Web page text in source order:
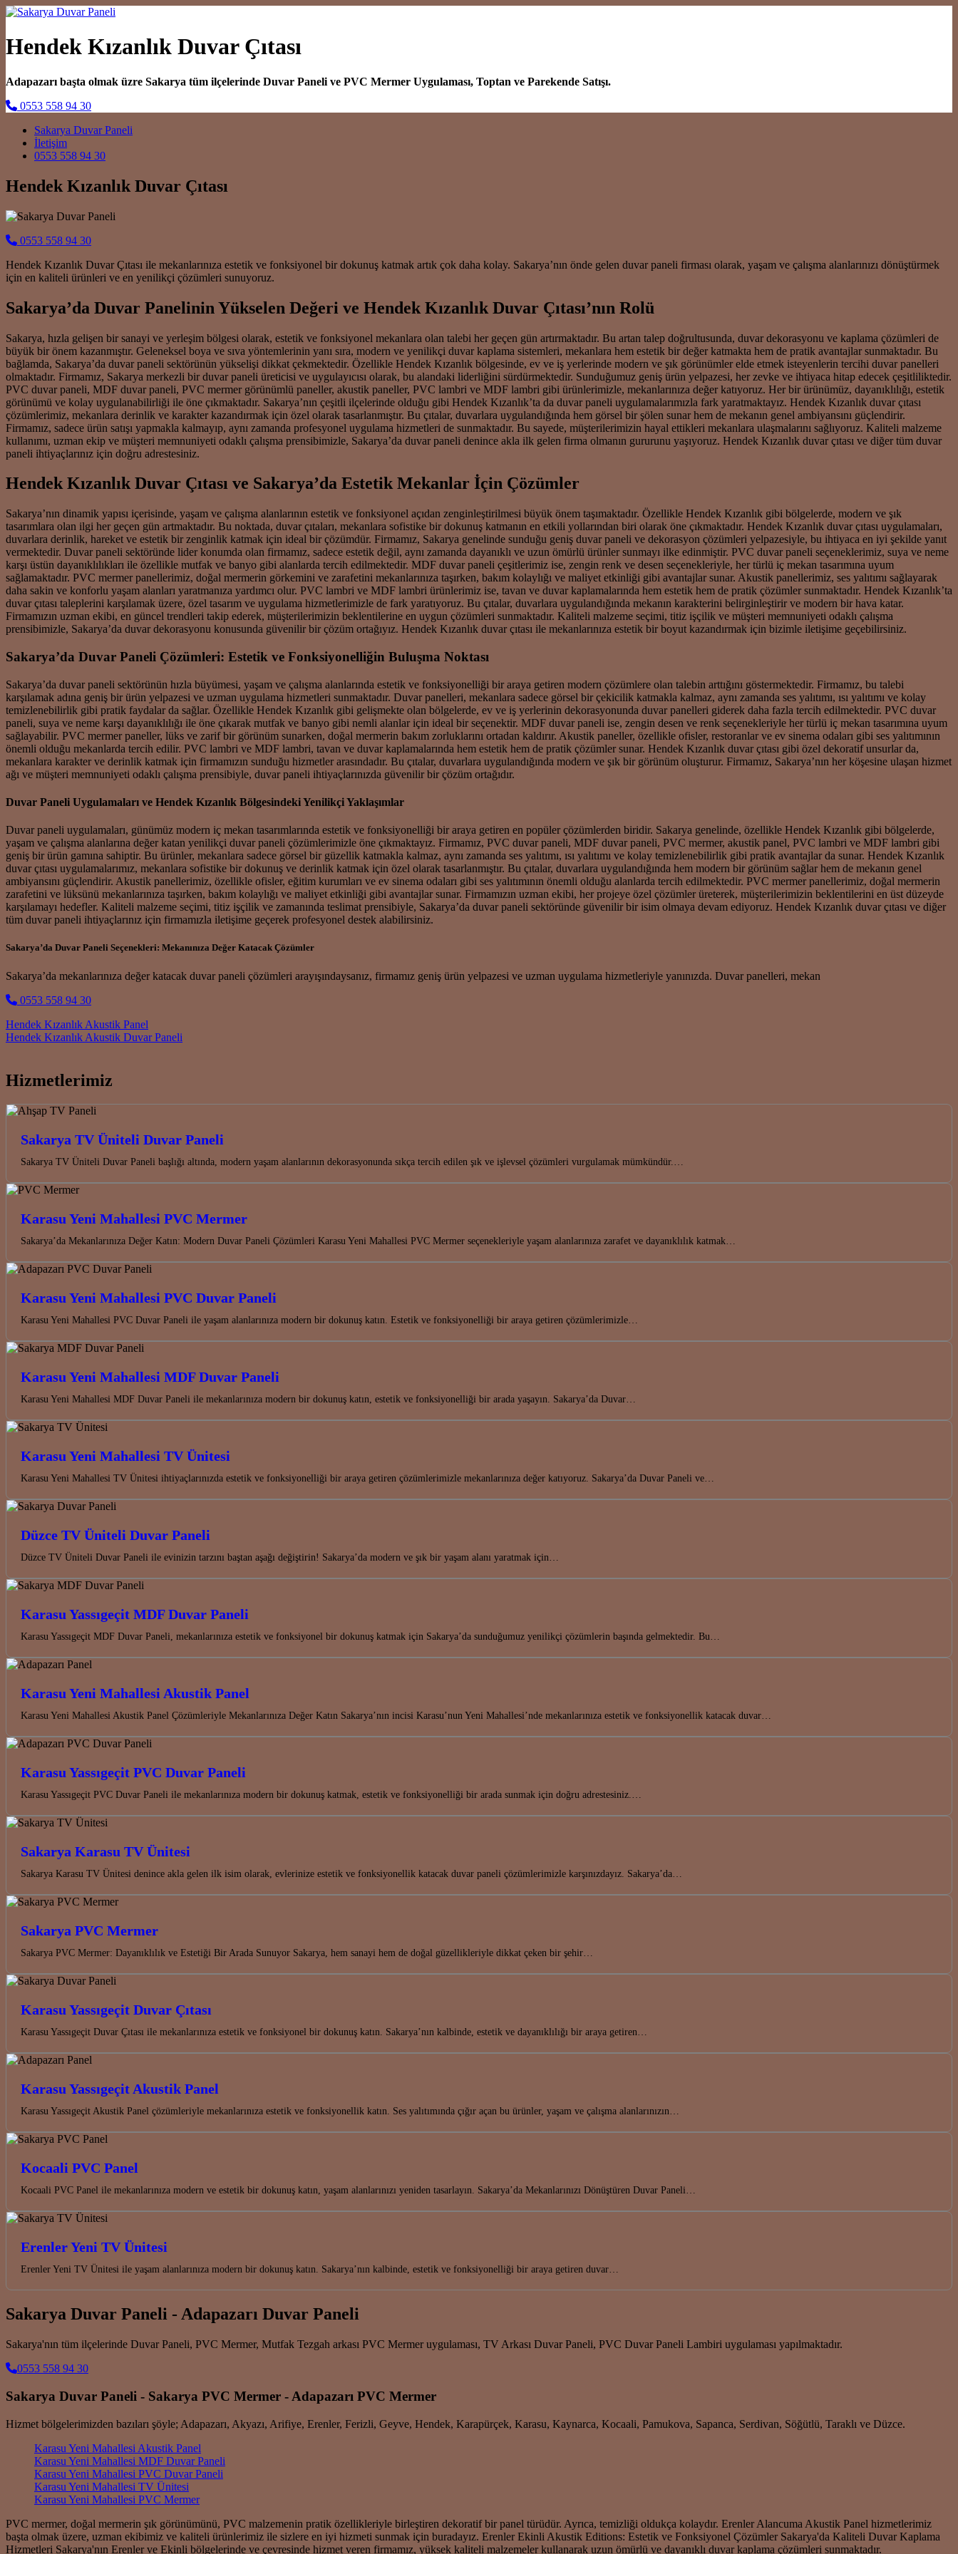
Hendek Kızanlık Duvar Çıtası
Adapazarı başta olmak üzre Sakarya tüm ilçelerinde Duvar Paneli ve PVC Mermer Uygulaması, Toptan ve Parekende Satışı.
0553 558 94 30
Main Navigation
Sakarya Duvar Paneli
İletişim
0553 558 94 30
Hendek Kızanlık Duvar Çıtası
0553 558 94 30
Hendek Kızanlık Duvar Çıtası ile mekanlarınıza estetik ve fonksiyonel bir dokunuş katmak artık çok daha kolay. Sakarya’nın önde gelen duvar paneli firması olarak, yaşam ve çalışma alanlarınızı dönüştürmek
için en kaliteli ürünleri ve en yenilikçi çözümleri sunuyoruz.
Sakarya’da Duvar Panelinin Yükselen Değeri ve Hendek Kızanlık Duvar Çıtası’nın Rolü
Sakarya, hızla gelişen bir sanayi ve yerleşim bölgesi olarak, estetik ve fonksiyonel mekanlara olan talebi her geçen gün artırmaktadır. Bu artan talep doğrultusunda, duvar dekorasyonu ve kaplama çözümleri de
büyük bir önem kazanmıştır. Geleneksel boya ve sıva yöntemlerinin yanı sıra, modern ve yenilikçi duvar kaplama sistemleri, mekanlara hem estetik bir değer katmakta hem de pratik avantajlar sunmaktadır. Bu
bağlamda, Sakarya’da duvar paneli sektörünün yükselişi dikkat çekmektedir. Özellikle Hendek Kızanlık bölgesinde, ev ve iş yerlerinde modern ve şık görünümler elde etmek isteyenlerin tercihi duvar panelleri
olmaktadır. Firmamız, Sakarya merkezli bir duvar paneli üreticisi ve uygulayıcısı olarak, bu alandaki liderliğini sürdürmektedir. Sunduğumuz geniş ürün yelpazesi, her zevke ve ihtiyaca hitap edecek çeşitliliktedir.
PVC duvar paneli, MDF duvar paneli, PVC mermer görünümlü paneller, akustik paneller, PVC lambri ve MDF lambri gibi ürünlerimizle, mekanlarınıza değer katıyoruz. Her bir ürünümüz, dayanıklılığı, estetik
görünümü ve kolay uygulanabilirliği ile öne çıkmaktadır. Sakarya’nın çeşitli ilçelerinde olduğu gibi Hendek Kızanlık’ta da duvar paneli uygulamalarımızla fark yaratmaktayız. Hendek Kızanlık duvar çıtası
çözümlerimiz, mekanlara derinlik ve karakter kazandırmak için özel olarak tasarlanmıştır. Bu çıtalar, duvarlara uygulandığında hem görsel bir şölen sunar hem de mekanın genel ambiyansını güçlendirir.
Firmamız, sadece ürün satışı yapmakla kalmayıp, aynı zamanda profesyonel uygulama hizmetleri de sunmaktadır. Bu sayede, müşterilerimizin hayal ettikleri mekanlara ulaşmalarını sağlıyoruz. Kaliteli malzeme
kullanımı, uzman ekip ve müşteri memnuniyeti odaklı çalışma prensibimizle, Sakarya’da duvar paneli denince akla ilk gelen firma olmanın gururunu yaşıyoruz. Hendek Kızanlık duvar çıtası ve diğer tüm duvar
paneli ihtiyaçlarınız için doğru adrestesiniz.
Hendek Kızanlık Duvar Çıtası ve Sakarya’da Estetik Mekanlar İçin Çözümler
Sakarya’nın dinamik yapısı içerisinde, yaşam ve çalışma alanlarının estetik ve fonksiyonel açıdan zenginleştirilmesi büyük önem taşımaktadır. Özellikle Hendek Kızanlık gibi bölgelerde, modern ve şık
tasarımlara olan ilgi her geçen gün artmaktadır. Bu noktada, duvar çıtaları, mekanlara sofistike bir dokunuş katmanın en etkili yollarından biri olarak öne çıkmaktadır. Hendek Kızanlık duvar çıtası uygulamaları,
duvarlara derinlik, hareket ve estetik bir zenginlik katmak için ideal bir çözümdür. Firmamız, Sakarya genelinde sunduğu geniş duvar paneli ve dekorasyon çözümleri yelpazesiyle, bu ihtiyaca en iyi şekilde yanıt
vermektedir. Duvar paneli sektöründe lider konumda olan firmamız, sadece estetik değil, aynı zamanda dayanıklı ve uzun ömürlü ürünler sunmayı ilke edinmiştir. PVC duvar paneli seçeneklerimiz, suya ve neme
karşı üstün dayanıklılıkları ile özellikle mutfak ve banyo gibi alanlarda tercih edilmektedir. MDF duvar paneli çeşitlerimiz ise, zengin renk ve desen seçenekleriyle, her türlü iç mekan tasarımına uyum
sağlamaktadır. PVC mermer panellerimiz, doğal mermerin görkemini ve zarafetini mekanlarınıza taşırken, bakım kolaylığı ve maliyet etkinliği gibi avantajlar sunar. Akustik panellerimiz, ses yalıtımı sağlayarak
daha sakin ve konforlu yaşam alanları yaratmanıza yardımcı olur. PVC lambri ve MDF lambri ürünlerimiz ise, tavan ve duvar kaplamalarında hem estetik hem de pratik çözümler sunmaktadır. Hendek Kızanlık’ta
duvar çıtası taleplerini karşılamak üzere, özel tasarım ve uygulama hizmetlerimizle de fark yaratıyoruz. Bu çıtalar, duvarlara uygulandığında mekanın karakterini belirginleştirir ve modern bir hava katar.
Firmamızın uzman ekibi, en güncel trendleri takip ederek, müşterilerimizin beklentilerine en uygun çözümleri sunmaktadır. Kaliteli malzeme seçimi, titiz işçilik ve müşteri memnuniyeti odaklı çalışma
prensibimizle, Sakarya’da duvar dekorasyonu konusunda güvenilir bir çözüm ortağıyız. Hendek Kızanlık duvar çıtası ile mekanlarınıza estetik bir boyut kazandırmak için bizimle iletişime geçebilirsiniz.
Sakarya’da Duvar Paneli Çözümleri: Estetik ve Fonksiyonelliğin Buluşma Noktası
Sakarya’da duvar paneli sektörünün hızla büyümesi, yaşam ve çalışma alanlarında estetik ve fonksiyonelliği bir araya getiren modern çözümlere olan talebin arttığını göstermektedir. Firmamız, bu talebi
karşılamak adına geniş bir ürün yelpazesi ve uzman uygulama hizmetleri sunmaktadır. Duvar panelleri, mekanlara sadece görsel bir çekicilik katmakla kalmaz, aynı zamanda ses yalıtımı, ısı yalıtımı ve kolay
temizlenebilirlik gibi pratik faydalar da sağlar. Özellikle Hendek Kızanlık gibi gelişmekte olan bölgelerde, ev ve iş yerlerinin dekorasyonunda duvar panelleri giderek daha fazla tercih edilmektedir. PVC duvar
paneli, suya ve neme karşı dayanıklılığı ile öne çıkarak mutfak ve banyo gibi nemli alanlar için ideal bir seçenektir. MDF duvar paneli ise, zengin desen ve renk seçenekleriyle her türlü iç mekan tasarımına uyum
sağlayabilir. PVC mermer paneller, lüks ve zarif bir görünüm sunarken, doğal mermerin bakım zorluklarını ortadan kaldırır. Akustik paneller, özellikle ofisler, restoranlar ve ev sinema odaları gibi ses yalıtımının
önemli olduğu mekanlarda tercih edilir. PVC lambri ve MDF lambri, tavan ve duvar kaplamalarında hem estetik hem de pratik çözümler sunar. Hendek Kızanlık duvar çıtası gibi özel dekoratif unsurlar da,
mekanlara karakter ve derinlik katmak için firmamızın sunduğu hizmetler arasındadır. Bu çıtalar, duvarlara uygulandığında modern ve şık bir görünüm oluşturur. Firmamız, Sakarya’nın her köşesine ulaşan hizmet
ağı ve müşteri memnuniyeti odaklı çalışma prensibiyle, duvar paneli ihtiyaçlarınızda güvenilir bir çözüm ortağıdır.
Duvar Paneli Uygulamaları ve Hendek Kızanlık Bölgesindeki Yenilikçi Yaklaşımlar
Duvar paneli uygulamaları, günümüz modern iç mekan tasarımlarında estetik ve fonksiyonelliği bir araya getiren en popüler çözümlerden biridir. Sakarya genelinde, özellikle Hendek Kızanlık gibi bölgelerde,
yaşam ve çalışma alanlarına değer katan yenilikçi duvar paneli çözümlerimizle öne çıkmaktayız. Firmamız, PVC duvar paneli, MDF duvar paneli, PVC mermer, akustik panel, PVC lambri ve MDF lambri gibi
geniş bir ürün gamına sahiptir. Bu ürünler, mekanlara sadece görsel bir güzellik katmakla kalmaz, aynı zamanda ses yalıtımı, ısı yalıtımı ve kolay temizlenebilirlik gibi pratik avantajlar da sunar. Hendek Kızanlık
duvar çıtası uygulamalarımız, mekanlara sofistike bir dokunuş ve derinlik katmak için özel olarak tasarlanmıştır. Bu çıtalar, duvarlara uygulandığında hem modern bir görünüm sağlar hem de mekanın genel
ambiyansını güçlendirir. Akustik panellerimiz, özellikle ofisler, eğitim kurumları ve ev sinema odaları gibi ses yalıtımının önemli olduğu alanlarda tercih edilmektedir. PVC mermer panellerimiz, doğal mermerin
zarafetini ve lüksünü mekanlarınıza taşırken, bakım kolaylığı ve maliyet etkinliği gibi avantajlar sunar. Firmamızın uzman ekibi, her projeye özel çözümler üreterek, müşterilerimizin beklentilerini en üst düzeyde
karşılamayı hedefler. Kaliteli malzeme seçimi, titiz işçilik ve zamanında teslimat prensibiyle, Sakarya’da duvar paneli sektöründe güvenilir bir isim olmaya devam ediyoruz. Hendek Kızanlık duvar çıtası ve diğer
tüm duvar paneli ihtiyaçlarınız için firmamızla iletişime geçerek profesyonel destek alabilirsiniz.
Sakarya’da Duvar Paneli Seçenekleri: Mekanınıza Değer Katacak Çözümler
Sakarya’da mekanlarınıza değer katacak duvar paneli çözümleri arayışındaysanız, firmamız geniş ürün yelpazesi ve uzman uygulama hizmetleriyle yanınızda. Duvar panelleri, mekan
0553 558 94 30
Post navigation
Hendek Kızanlık Akustik Panel
Hendek Kızanlık Akustik Duvar Paneli
Hizmetlerimiz
Sakarya TV Üniteli Duvar Paneli
Sakarya TV Üniteli Duvar Paneli başlığı altında, modern yaşam alanlarının dekorasyonunda sıkça tercih edilen şık ve işlevsel çözümleri vurgulamak mümkündür.…
Karasu Yeni Mahallesi PVC Mermer
Sakarya’da Mekanlarınıza Değer Katın: Modern Duvar Paneli Çözümleri Karasu Yeni Mahallesi PVC Mermer seçenekleriyle yaşam alanlarınıza zarafet ve dayanıklılık katmak…
Karasu Yeni Mahallesi PVC Duvar Paneli
Karasu Yeni Mahallesi PVC Duvar Paneli ile yaşam alanlarınıza modern bir dokunuş katın. Estetik ve fonksiyonelliği bir araya getiren çözümlerimizle…
Karasu Yeni Mahallesi MDF Duvar Paneli
Karasu Yeni Mahallesi MDF Duvar Paneli ile mekanlarınıza modern bir dokunuş katın, estetik ve fonksiyonelliği bir arada yaşayın. Sakarya’da Duvar…
Karasu Yeni Mahallesi TV Ünitesi
Karasu Yeni Mahallesi TV Ünitesi ihtiyaçlarınızda estetik ve fonksiyonelliği bir araya getiren çözümlerimizle mekanlarınıza değer katıyoruz. Sakarya’da Duvar Paneli ve…
Düzce TV Üniteli Duvar Paneli
Düzce TV Üniteli Duvar Paneli ile evinizin tarzını baştan aşağı değiştirin! Sakarya’da modern ve şık bir yaşam alanı yaratmak için…
Karasu Yassıgeçit MDF Duvar Paneli
Karasu Yassıgeçit MDF Duvar Paneli, mekanlarınıza estetik ve fonksiyonel bir dokunuş katmak için Sakarya’da sunduğumuz yenilikçi çözümlerin başında gelmektedir. Bu…
Karasu Yeni Mahallesi Akustik Panel
Karasu Yeni Mahallesi Akustik Panel Çözümleriyle Mekanlarınıza Değer Katın Sakarya’nın incisi Karasu’nun Yeni Mahallesi’nde mekanlarınıza estetik ve fonksiyonellik katacak duvar…
Karasu Yassıgeçit PVC Duvar Paneli
Karasu Yassıgeçit PVC Duvar Paneli ile mekanlarınıza modern bir dokunuş katmak, estetik ve fonksiyonelliği bir arada sunmak için doğru adrestesiniz.…
Sakarya Karasu TV Ünitesi
Sakarya Karasu TV Ünitesi denince akla gelen ilk isim olarak, evlerinize estetik ve fonksiyonellik katacak duvar paneli çözümlerimizle karşınızdayız. Sakarya’da…
Sakarya PVC Mermer
Sakarya PVC Mermer: Dayanıklılık ve Estetiği Bir Arada Sunuyor Sakarya, hem sanayi hem de doğal güzellikleriyle dikkat çeken bir şehir…
Karasu Yassıgeçit Duvar Çıtası
Karasu Yassıgeçit Duvar Çıtası ile mekanlarınıza estetik ve fonksiyonel bir dokunuş katın. Sakarya’nın kalbinde, estetik ve dayanıklılığı bir araya getiren…
Karasu Yassıgeçit Akustik Panel
Karasu Yassıgeçit Akustik Panel çözümleriyle mekanlarınıza estetik ve fonksiyonellik katın. Ses yalıtımında çığır açan bu ürünler, yaşam ve çalışma alanlarınızın…
Kocaali PVC Panel
Kocaali PVC Panel ile mekanlarınıza modern ve estetik bir dokunuş katın, yaşam alanlarınızı yeniden tasarlayın. Sakarya’da Mekanlarınızı Dönüştüren Duvar Paneli…
Erenler Yeni TV Ünitesi
Erenler Yeni TV Ünitesi ile yaşam alanlarınıza modern bir dokunuş katın. Sakarya’nın kalbinde, estetik ve fonksiyonelliği bir araya getiren duvar…
Sakarya Duvar Paneli - Adapazarı Duvar Paneli
Sakarya'nın tüm ilçelerinde Duvar Paneli, PVC Mermer, Mutfak Tezgah arkası PVC Mermer uygulaması, TV Arkası Duvar Paneli, PVC Duvar Paneli Lambiri uygulaması yapılmaktadır.
0553 558 94 30
Sakarya Duvar Paneli - Sakarya PVC Mermer - Adapazarı PVC Mermer
Hizmet bölgelerimizden bazıları şöyle; Adapazarı, Akyazı, Arifiye, Erenler, Ferizli, Geyve, Hendek, Karapürçek, Karasu, Kaynarca, Kocaali, Pamukova, Sapanca, Serdivan, Söğütlü, Taraklı ve Düzce.
Karasu Yeni Mahallesi Akustik Panel
Karasu Yeni Mahallesi MDF Duvar Paneli
Karasu Yeni Mahallesi PVC Duvar Paneli
Karasu Yeni Mahallesi TV Ünitesi
Karasu Yeni Mahallesi PVC Mermer
PVC mermer, doğal mermerin şık görünümünü, PVC malzemenin pratik özellikleriyle birleştiren dekoratif bir panel türüdür. Ayrıca, temizliği oldukça kolaydır. Erenler Alancuma Akustik Panel hizmetlerimiz
başta olmak üzere, uzman ekibimiz ve kaliteli ürünlerimiz ile sizlere en iyi hizmeti sunmak için buradayız. Erenler Ekinli Akustik Editions: Estetik ve Fonksiyonel Çözümler Sakarya'da Kaliteli Duvar Kaplama
Hizmetleri Sakarya'nın Erenler ve Ekinli bölgelerinde ve çevresinde hizmet veren firmamız, yüksek kaliteli malzemeler kullanarak uzun ömürlü ve dayanıklı duvar kaplama çözümleri sunmaktadır.